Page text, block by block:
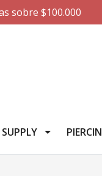
sobre $100.000